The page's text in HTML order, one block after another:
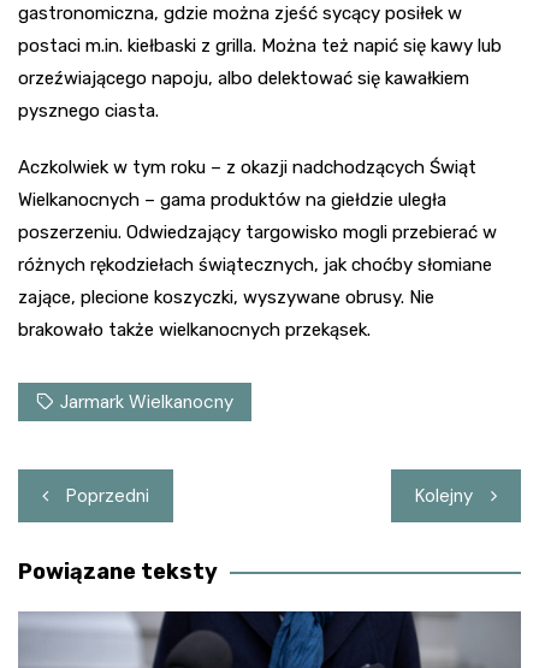
gastronomiczna, gdzie można zjeść sycący posiłek w
postaci m.in. kiełbaski z grilla. Można też napić się kawy lub
orzeźwiającego napoju, albo delektować się kawałkiem
pysznego ciasta.
Aczkolwiek w tym roku – z okazji nadchodzących Świąt
Wielkanocnych – gama produktów na giełdzie uległa
poszerzeniu. Odwiedzający targowisko mogli przebierać w
różnych rękodziełach świątecznych, jak choćby słomiane
zające, plecione koszyczki, wyszywane obrusy. Nie
brakowało także wielkanocnych przekąsek.
Jarmark Wielkanocny
Nawigacja
wpisu
Poprzedni Kolejny
Powiązane teksty